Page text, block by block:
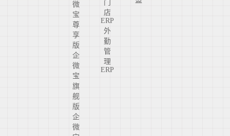
微
宝
尊
享
版
企
微
宝
旗
舰
版
企
微
门
店
ERP
外
勤
管
理
ERP